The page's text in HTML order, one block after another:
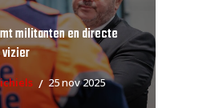
militanten en directe
25 nov 2025